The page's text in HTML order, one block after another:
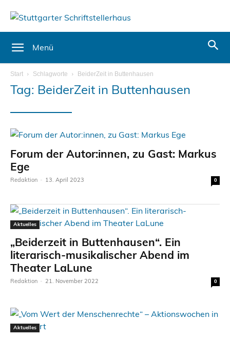
Menü
Start Schlagworte BeiderZeit in Buttenhausen
Tag: BeiderZeit in Buttenhausen
Forum der Autor:innen, zu Gast: Markus
Ege
Redaktion - 13. April 2023 0
Aktuelles
„Beiderzeit in Buttenhausen“. Ein
literarisch-musikalischer Abend im
Theater LaLune
Redaktion - 21. November 2022 0
Aktuelles